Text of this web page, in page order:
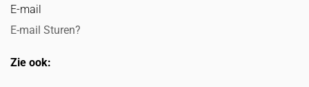
E-mail
E-mail Sturen?
Zie ook: